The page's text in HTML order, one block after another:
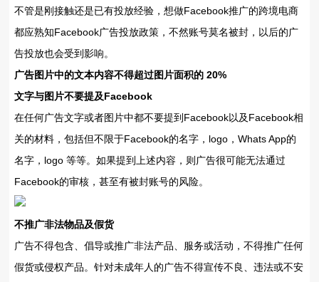
不管是刚接触还是已有投放经验，想做Facebook推广的跨境电商
都应熟知Facebook广告投放政策，不然账号莫名被封，以后的广
告投放也会受到影响。
广告图片中的文本内容不得超过图片面积的 20%
文字与图片不要提及Facebook
在任何广告文字或者图片中都不要提到Facebook以及Facebook相
关的材料，包括但不限于Facebook的名字，logo，Whats App的
名字，logo 等等。如果提到上述内容，则广告很可能无法通过
Facebook的审核，甚至有被封账号的风险。
不推广非法物品及假货
广告不得包含、倡导或推广非法产品、服务或活动，不得推广任何
假货或侵权产品。针对未成年人的广告不得宣传不良、违法或不安